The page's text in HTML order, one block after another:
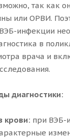
так как
или ОРВИ.
инфекции
в
врача и
диагностики:
крови: при ВЭБ-